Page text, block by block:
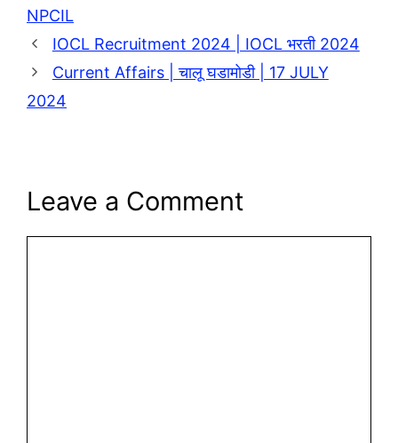
NPCIL
IOCL Recruitment 2024 | IOCL भरती 2024
Current Affairs | चालू घडामोडी | 17 JULY
2024
Leave a Comment